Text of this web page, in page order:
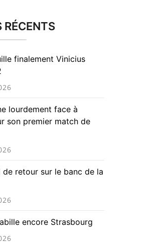
RÉCENTS
finalement Vinicius
lourdement face à
son premier match de
de retour sur le banc de la
encore Strasbourg